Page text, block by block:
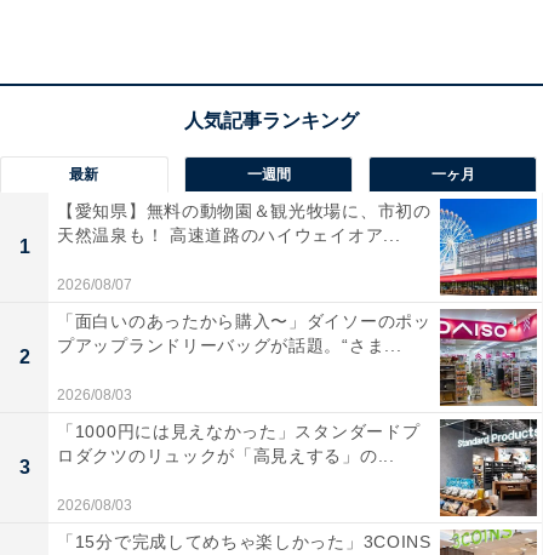
梅雨に行きたいと思う「神奈川県の旅行先」
ランキング！ 2位「箱根」を抑えた1位は？
【2026年調査】
最新 一週間 一ヶ月
1
【愛知県】無料の動物園＆観光牧場に、市初の
天然温泉も！ 高速道路のハイウェイオア...
2026/08/07
2
「面白いのあったから購入〜」ダイソーのポッ
プアップランドリーバッグが話題。“さま...
2026/08/03
3
「1000円には見えなかった」スタンダードプ
ロダクツのリュックが「高見えする」の...
2026/08/03
「15分で完成してめちゃ楽しかった」3COINS